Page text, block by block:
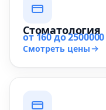
Стоматология
от 160 до
Смотреть цены